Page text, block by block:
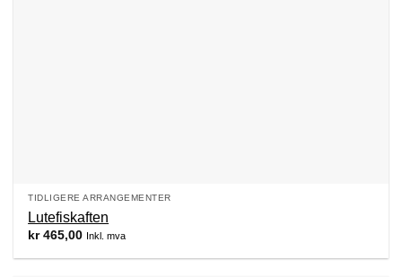
TIDLIGERE ARRANGEMENTER
Lutefiskaften
kr465,00 Inkl. mva